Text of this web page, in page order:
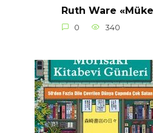
Ruth Ware
0 340